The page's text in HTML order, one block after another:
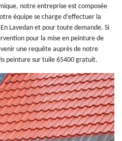
notre entreprise est composée
équipe se charge d’effectuer la
Lavedan et pour toute demande. Si
pour la mise en peinture de
une requête auprès de notre
peinture sur tuile 65400 gratuit.